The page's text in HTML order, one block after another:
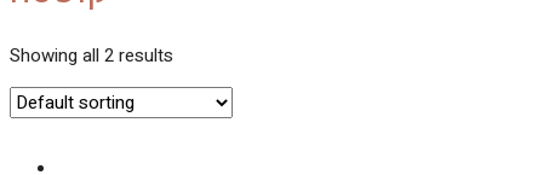
Showing all 2 results